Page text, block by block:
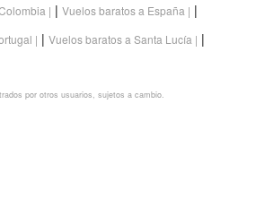
| Vuelos baratos a España |
| Vuelos baratos a Santa Lucía |
por otros usuarios, sujetos a cambio.